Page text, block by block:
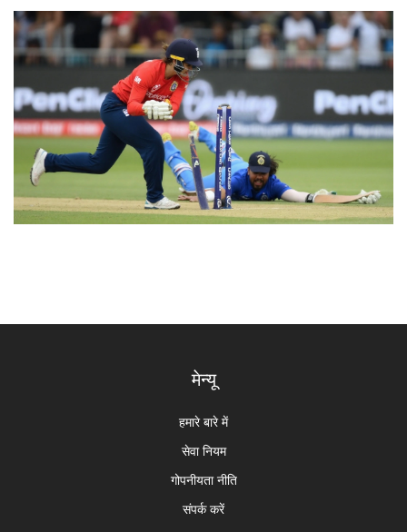
मेन्यू
हमारे बारे में
सेवा नियम
गोपनीयता नीति
संपर्क करें